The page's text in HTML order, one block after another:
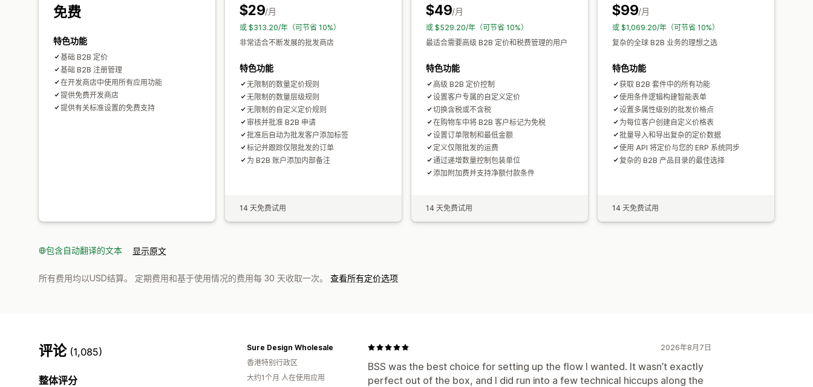
免费
特色功能
基础 B2B 定价
基础 B2B 注册管理
在开发商店中使用所有应用功能
提供免费开发商店
提供有关标准设置的免费支持
$29/月
或 $313.20/年（可节省 10%）
非常适合不断发展的批发商店
特色功能
无限制的数量定价规则
无限制的数量层级规则
无限制的自定义定价规则
审核并批准 B2B 申请
批准后自动为批发客户添加标签
标记并跟踪仅限批发的订单
为 B2B 账户添加内部备注
14 天免费试用
$49/月
或 $529.20/年（可节省 10%）
最适合需要高级 B2B 定价和税费管理的用户
特色功能
高级 B2B 定价控制
设置客户专属的自定义定价
切换含税或不含税
在购物车中将 B2B 客户标记为免税
设置订单限制和最低金额
定义仅限批发的运费
通过递增数量控制包装单位
添加附加费并支持净额付款条件
14 天免费试用
$99/月
或 $1,069.20/年（可节省 10%）
复杂的全球 B2B 业务的理想之选
特色功能
获取 B2B 套件中的所有功能
使用条件逻辑构建智能表单
设置多属性级别的批发价格点
为每位客户创建自定义价格表
批量导入和导出复杂的定价数据
使用 API 将定价与您的 ERP 系统同步
复杂的 B2B 产品目录的最佳选择
14 天免费试用
包含自动翻译的文本 显示原文
所有费用均以USD结算。 定期费用和基于使用情况的费用每 30 天收取一次。 查看所有定价选项
评论 (1,085)
整体评分
2026年8月7日
BSS was the best choice for setting up the flow I wanted. It wasn’t exactly
perfect out of the box, and I did run into a few technical hiccups along the
Sure Design Wholesale
香港特别行政区
大约1个月 人在使用应用